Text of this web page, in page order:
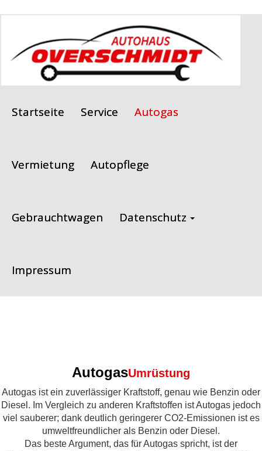
Startseite Service Autogas
Vermietung Autopflege
Gebrauchtwagen Datenschutz
Impressum
AutogasUmrüstung
Autogas ist ein zuverlässiger Kraftstoff, genau wie Benzin oder
Diesel. Im Vergleich zu anderen Kraftstoffen ist Autogas jedoch
viel sauberer; dank deutlich geringerer CO2-Emissionen ist es
umweltfreundlicher als Benzin oder Diesel.
Das beste Argument, das für Autogas spricht, ist der